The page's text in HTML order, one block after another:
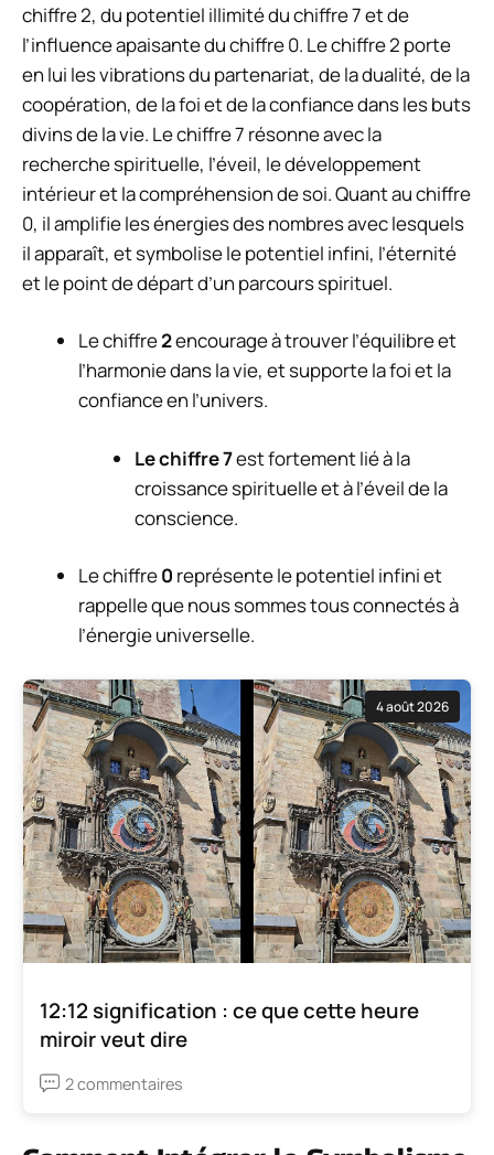
chiffre 2, du potentiel illimité du chiffre 7 et de
l’influence apaisante du chiffre 0. Le chiffre 2 porte
en lui les vibrations du partenariat, de la dualité, de la
coopération, de la foi et de la confiance dans les buts
divins de la vie. Le chiffre 7 résonne avec la
recherche spirituelle, l’éveil, le développement
intérieur et la compréhension de soi. Quant au chiffre
0, il amplifie les énergies des nombres avec lesquels
il apparaît, et symbolise le potentiel infini, l’éternité
et le point de départ d’un parcours spirituel.
Le chiffre2encourage à trouver l’équilibre et
l’harmonie dans la vie, et supporte la foi et la
confiance en l’univers.
Le chiffre 7est fortement lié à la
croissance spirituelle et à l’éveil de la
conscience.
Le chiffre0 représente le potentiel infini et
rappelle que nous sommes tous connectés à
l’énergie universelle.
4 août 2026
12:12 signification : ce que cette heure
miroir veut dire
2 commentaires